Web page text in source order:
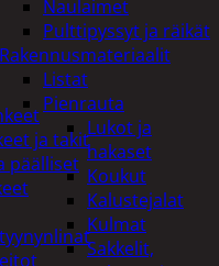
Naulaimet
Pulttipyssyt ja räikät
Rakennusmateriaalit
Listat
Pienrauta
Lukot ja
hakaset
Koukut
Kalustejalat
Kulmat
Sakkelit,
ja takit
päälliset